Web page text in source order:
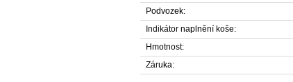
Podvozek:
Indikátor naplnění koše:
Hmotnost:
Záruka: